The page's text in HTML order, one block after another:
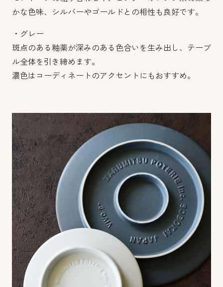
かな色味、シルバーやゴールドとの相性も良好です。
・グレー
斑点のある釉薬が深みのある色合いを生み出し、テーブ
ル全体を引き締めます。
濃色はコーディネートのアクセントにもおすすめ。